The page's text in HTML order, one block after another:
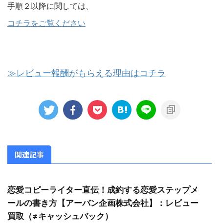
手順２以降に関しては、
コチラをご覧ください
≫レビュー報酬がもらえる理由はコチラ
関連記事
恋愛コピーライター直伝！成約する恋愛ステップメ
ールの書き方【アーバン企画株式会社】：レビュー
買取（≠キャッシュバック）